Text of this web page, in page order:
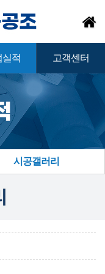
실적 고객센터
시공갤러리